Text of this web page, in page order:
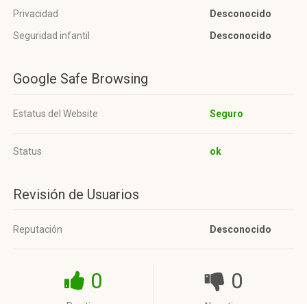
Privacidad
Desconocido
Seguridad infantil
Desconocido
Google Safe Browsing
Estatus del Website Seguro
Status ok
Revisión de Usuarios
Reputación Desconocido
0 0